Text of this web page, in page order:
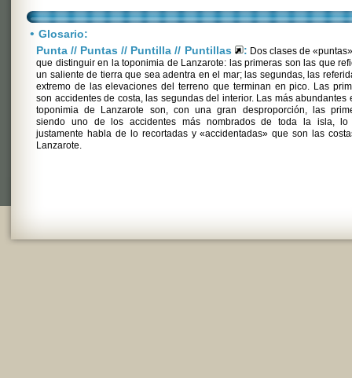
• Glosario:
Punta // Puntas // Puntilla // Puntillas
: Dos clases de
que distinguir en la toponimia de Lanzarote: las primeras son las que
un saliente de tierra que sea adentra en el mar; las segundas, las
extremo de las elevaciones del terreno que terminan en pico. Las
son accidentes de costa, las segundas del interior. Las más abundantes
toponimia de Lanzarote son, con una gran desproporción, las
siendo uno de los accidentes más nombrados de toda la isla, lo
justamente habla de lo recortadas y «accidentadas» que son las
Lanzarote.